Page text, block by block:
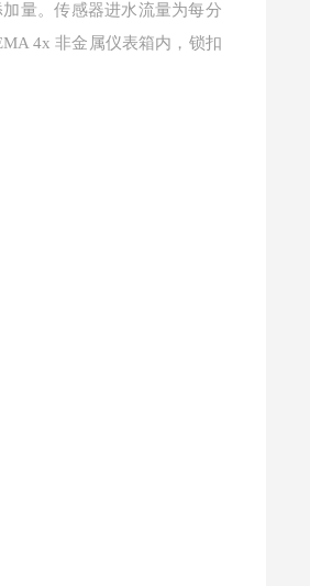
加量。传感器进水流量为每分
4x 非金属仪表箱内，锁扣